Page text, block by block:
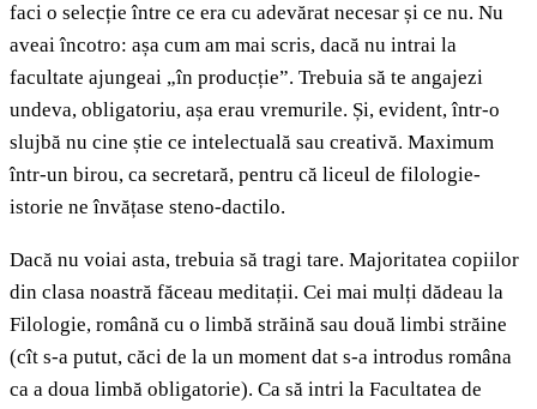
faci o selecție între ce era cu adevărat necesar și ce nu. Nu
aveai încotro: așa cum am mai scris, dacă nu intrai la
facultate ajungeai „în producție”. Trebuia să te angajezi
undeva, obligatoriu, așa erau vremurile. Și, evident, într-o
slujbă nu cine știe ce intelectuală sau creativă. Maximum
într-un birou, ca secretară, pentru că liceul de filologie-
istorie ne învățase steno-dactilo.
Dacă nu voiai asta, trebuia să tragi tare. Majoritatea copiilor
din clasa noastră făceau meditații. Cei mai mulți dădeau la
Filologie, română cu o limbă străină sau două limbi străine
(cît s-a putut, căci de la un moment dat s-a introdus româna
ca a doua limbă obligatorie). Ca să intri la Facultatea de